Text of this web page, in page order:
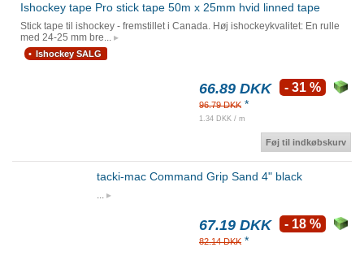
Ishockey tape Pro stick tape 50m x 25mm hvid linned tape
Stick tape til ishockey - fremstillet i Canada. Høj ishockeykvalitet: En rulle
med 24-25 mm bre...
Ishockey SALG
66.89 DKK
96.79 DKK *
1.34 DKK / m
- 31 %
Føj til indkøbskurv
tacki-mac Command Grip Sand 4" black
...
67.19 DKK
82.14 DKK *
- 18 %